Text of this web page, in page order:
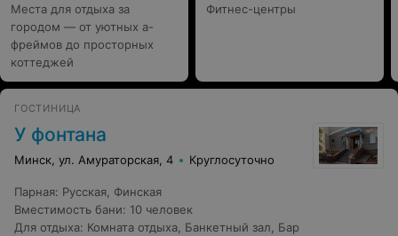
Места для отдыха за
городом — от уютных а-
фреймов до просторных
коттеджей
Фитнес-центры
ГОСТИНИЦА
У фонтана
Минск, ул. Амураторская, 4 Круглосуточно
Парная: Русская, Финская
Вместимость бани: 10 человек
Для отдыха: Комната отдыха, Банкетный зал, Бар